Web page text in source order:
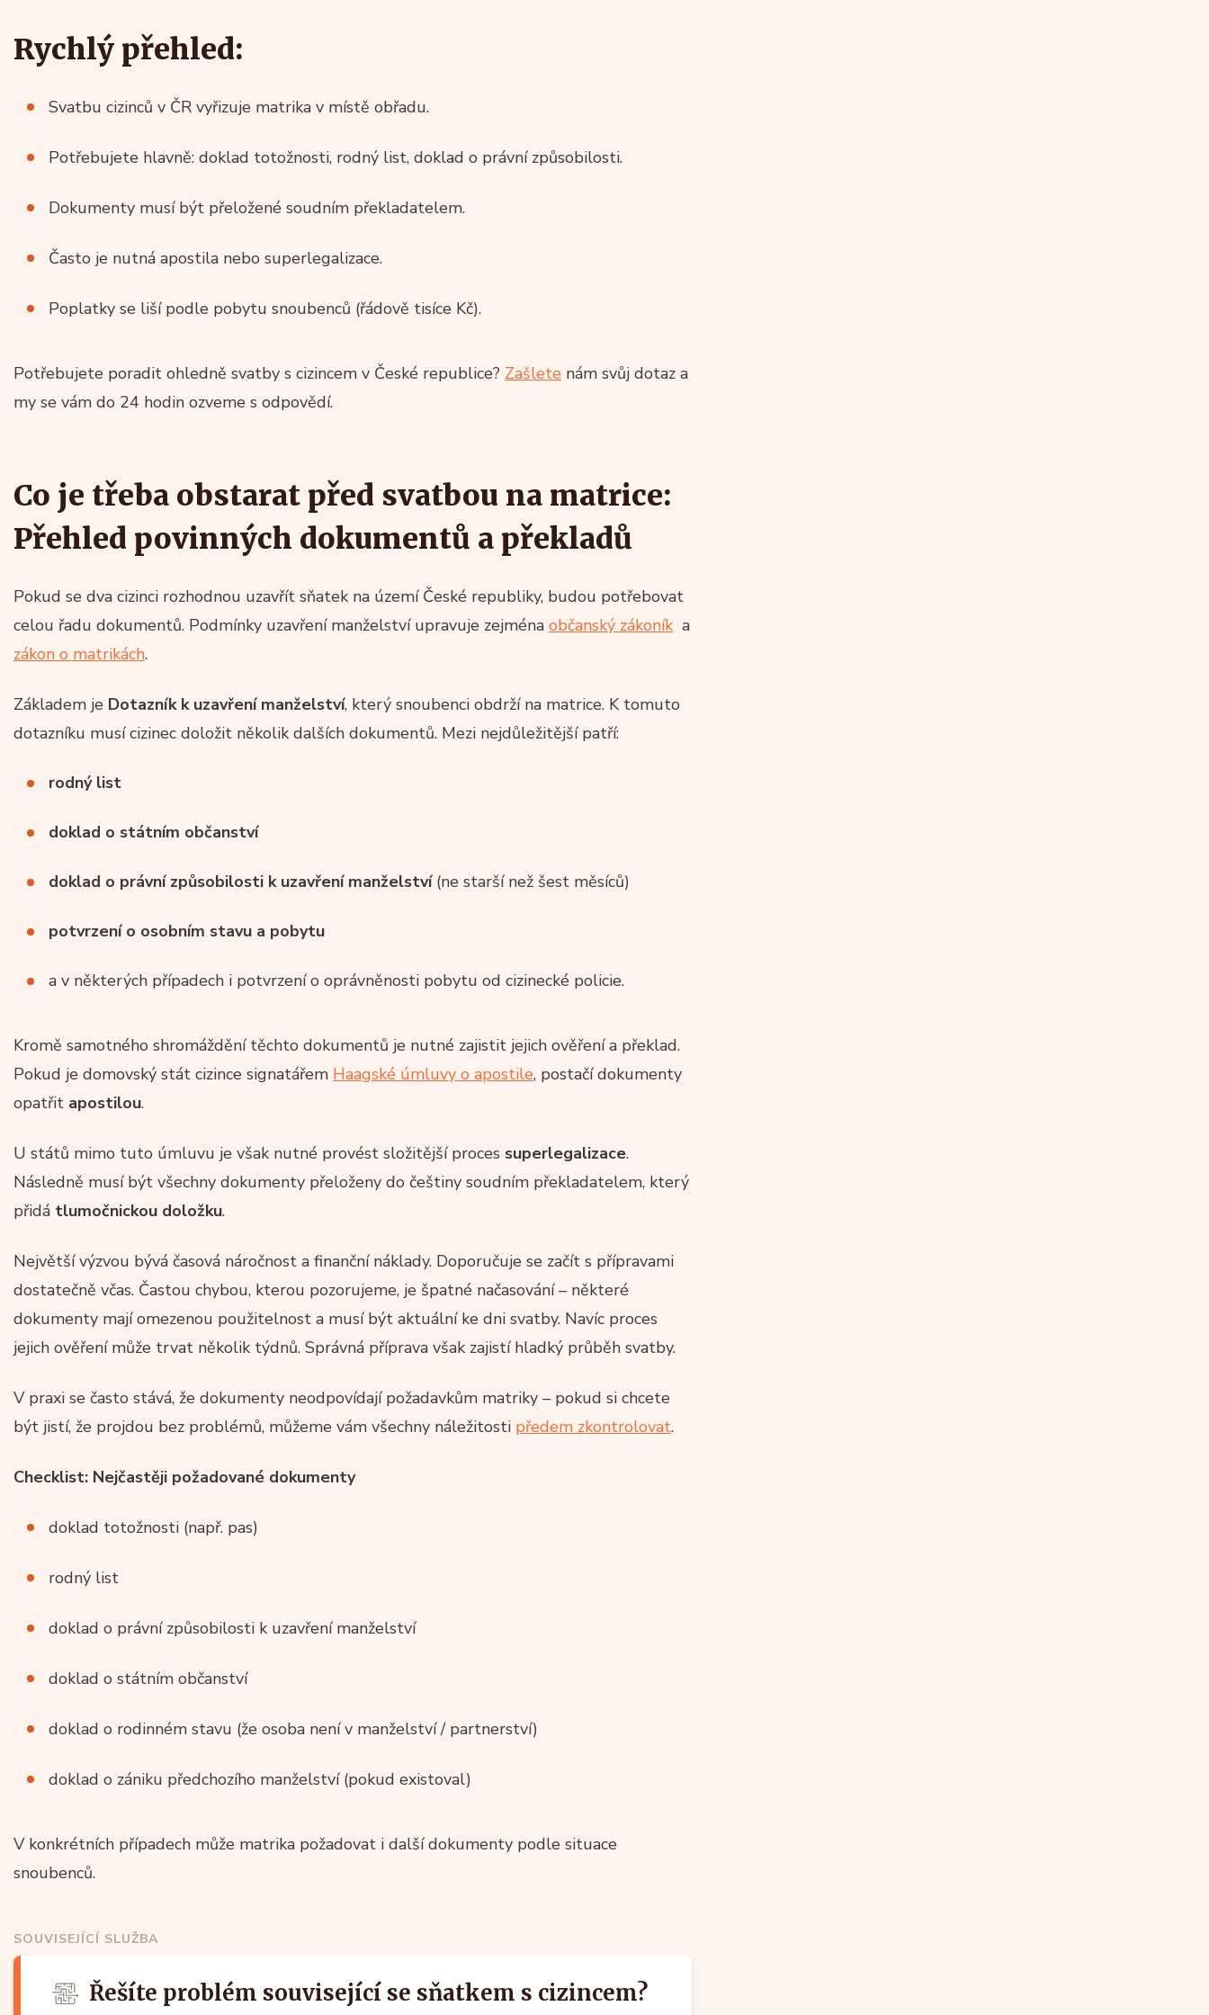
Rychlý přehled:
Svatbu cizinců v ČR vyřizuje matrika v místě obřadu.
Potřebujete hlavně: doklad totožnosti, rodný list, doklad o právní způsobilosti.
Dokumenty musí být přeložené soudním překladatelem.
Často je nutná apostila nebo superlegalizace.
Poplatky se liší podle pobytu snoubenců (řádově tisíce Kč).
Potřebujete poradit ohledně svatby s cizincem v České republice? Zašlete nám svůj dotaz a
my se vám do 24 hodin ozveme s odpovědí.
Co je třeba obstarat před svatbou na matrice:
Přehled povinných dokumentů a překladů
Pokud se dva cizinci rozhodnou uzavřít sňatek na území České republiky, budou potřebovat
celou řadu dokumentů. Podmínky uzavření manželství upravuje zejména občanský zákoník a
zákon o matrikách.
Základem je Dotazník k uzavření manželství, který snoubenci obdrží na matrice. K tomuto
dotazníku musí cizinec doložit několik dalších dokumentů. Mezi nejdůležitější patří:
rodný list
doklad o státním občanství
doklad o právní způsobilosti k uzavření manželství(ne starší než šest měsíců)
potvrzení o osobním stavu a pobytu
a v některých případech i potvrzení o oprávněnosti pobytu od cizinecké policie.
Kromě samotného shromáždění těchto dokumentů je nutné zajistit jejich ověření a překlad.
Pokud je domovský stát cizince signatářem Haagské úmluvy o apostile, postačí dokumenty
opatřit apostilou.
U států mimo tuto úmluvu je však nutné provést složitější proces superlegalizace.
Následně musí být všechny dokumenty přeloženy do češtiny soudním překladatelem, který
přidá tlumočnickou doložku.
Největší výzvou bývá časová náročnost a finanční náklady. Doporučuje se začít s přípravami
dostatečně včas. Častou chybou, kterou pozorujeme, je špatné načasování – některé
dokumenty mají omezenou použitelnost a musí být aktuální ke dni svatby. Navíc proces
jejich ověření může trvat několik týdnů. Správná příprava však zajistí hladký průběh svatby.
V praxi se často stává, že dokumenty neodpovídají požadavkům matriky – pokud si chcete
být jistí, že projdou bez problémů, můžeme vám všechny náležitosti předem zkontrolovat.
Checklist: Nejčastěji požadované dokumenty
doklad totožnosti (např. pas)
rodný list
doklad o právní způsobilosti k uzavření manželství
doklad o státním občanství
doklad o rodinném stavu (že osoba není v manželství / partnerství)
doklad o zániku předchozího manželství (pokud existoval)
V konkrétních případech může matrika požadovat i další dokumenty podle situace
snoubenců.
SOUVISEJÍCÍ SLUŽBA
Řešíte problém související se sňatkem s cizincem?